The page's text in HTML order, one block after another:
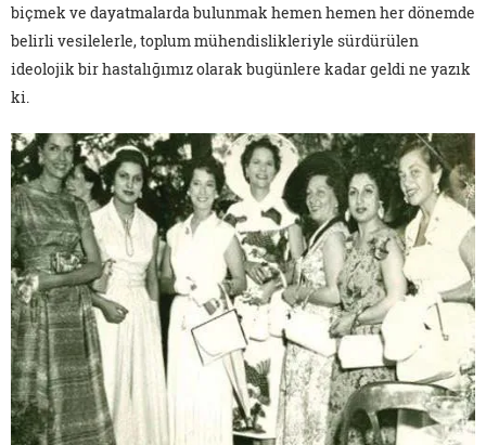
biçmek ve dayatmalarda bulunmak hemen hemen her dönemde
belirli vesilelerle, toplum mühendislikleriyle sürdürülen
ideolojik bir hastalığımız olarak bugünlere kadar geldi ne yazık
ki.